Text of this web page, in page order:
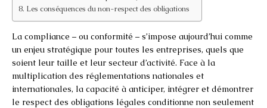
Les conséquences du non-respect des obligations
La compliance – ou conformité – s’impose aujourd’hui comme
un enjeu stratégique pour toutes les entreprises, quels que
soient leur taille et leur secteur d’activité. Face à la
multiplication des réglementations nationales et
internationales, la capacité à anticiper, intégrer et démontrer
le respect des obligations légales conditionne non seulement